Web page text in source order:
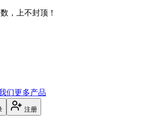
，上不封顶！
们更多产品
注册